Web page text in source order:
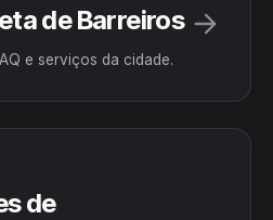
de Barreiros
e serviços da cidade.
de